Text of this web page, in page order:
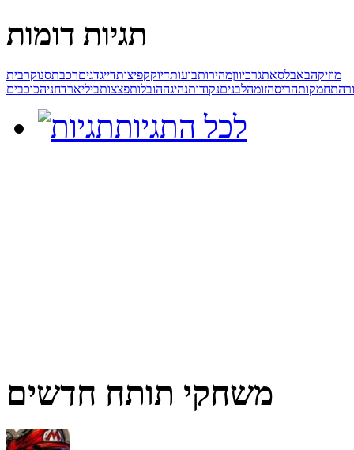
תגיות דומות
מוזיקהבאבלסאתגרכיווןמהירותבועותדיוקקפיצותדייגדגיםרכבתסנוקרבית
התחמקותהריסהזומהלבניםנקודותנהיגההובלותפצצותביליארדחניהכוכבים
לכל התגיות
משחקי תותח חדשים